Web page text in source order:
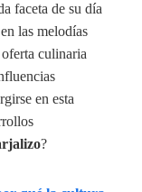
faceta de su día
las melodías
culinaria
en esta
?